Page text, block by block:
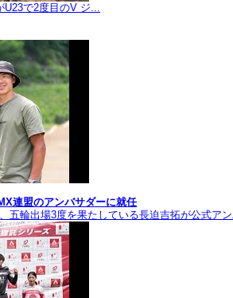
で2度目のV ジ...
連盟のアンバサダーに就任
五輪出場3度を果たしている長迫吉拓が公式ア